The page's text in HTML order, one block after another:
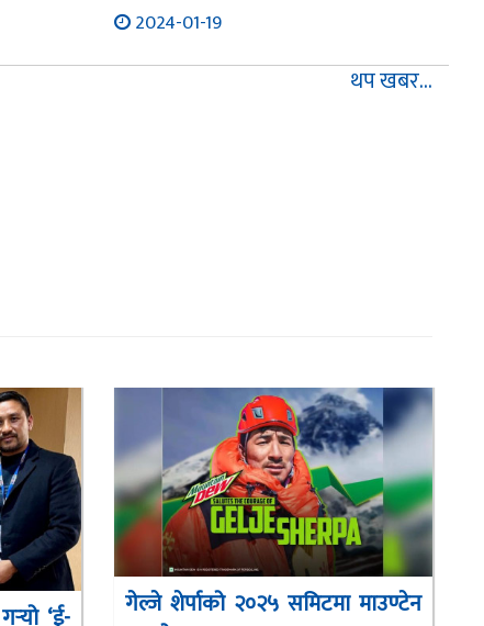
2024-01-19
थप खबर...
गेल्जे शेर्पाको २०२५ समिटमा माउण्टेन